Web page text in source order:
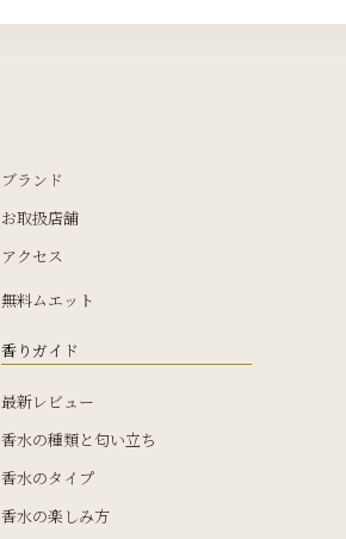
ブランド
お取扱店舗
アクセス
無料ムエット
香りガイド
最新レビュー
香水の種類と匂い立ち
香水のタイプ
香水の楽しみ方